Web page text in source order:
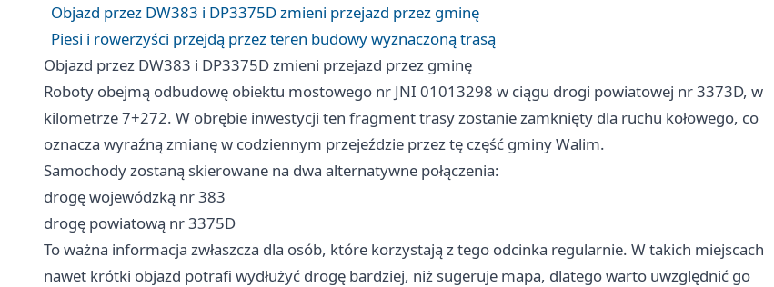
Objazd przez DW383 i DP3375D zmieni przejazd przez gminę
Piesi i rowerzyści przejdą przez teren budowy wyznaczoną trasą
Objazd przez DW383 i DP3375D zmieni przejazd przez gminę
Roboty obejmą odbudowę obiektu mostowego nr JNI 01013298 w ciągu drogi powiatowej nr 3373D, w
kilometrze 7+272. W obrębie inwestycji ten fragment trasy zostanie zamknięty dla ruchu kołowego, co
oznacza wyraźną zmianę w codziennym przejeździe przez tę część gminy Walim.
Samochody zostaną skierowane na dwa alternatywne połączenia:
drogę wojewódzką nr 383
drogę powiatową nr 3375D
To ważna informacja zwłaszcza dla osób, które korzystają z tego odcinka regularnie. W takich miejscach
nawet krótki objazd potrafi wydłużyć drogę bardziej, niż sugeruje mapa, dlatego warto uwzględnić go